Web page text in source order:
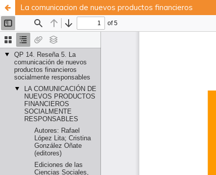
La comunicacion de nuevos productos financieros